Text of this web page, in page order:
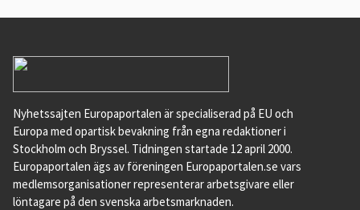
Nyhetssajten Europaportalen är specialiserad på EU och
Europa med opartisk bevakning från egna redaktioner i
Stockholm och Bryssel. Tidningen startade 12 april 2000.
Europaportalen ägs av föreningen Europaportalen.se vars
medlemsorganisationer representerar arbetsgivare eller
löntagare på den svenska arbetsmarknaden.